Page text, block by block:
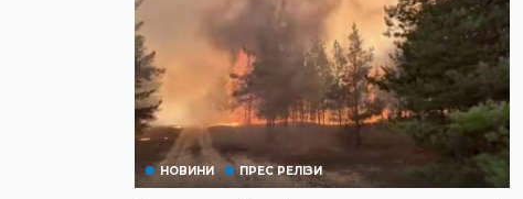
НОВИНИ ПРЕС РЕЛІЗИ